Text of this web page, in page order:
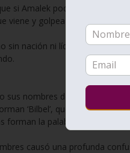
si Amalek podía infligir daño a
viene y golpea como lo desea’.
sin nación ni líder. Pensaron
sus nombres de una manera
‘Bilbel’, que significa
forman la palabra ‘Emek’, que
causó una profunda